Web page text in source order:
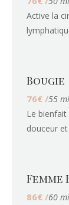
Active la
Bougie
76€ /55
Le
douceur
86€ /60